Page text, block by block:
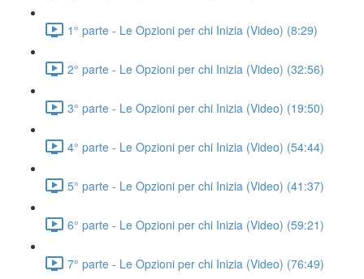
1° parte - Le Opzioni per chi Inizia (Video) (8:29)
2° parte - Le Opzioni per chi Inizia (Video) (32:56)
3° parte - Le Opzioni per chi Inizia (Video) (19:50)
4° parte - Le Opzioni per chi Inizia (Video) (54:44)
5° parte - Le Opzioni per chi Inizia (Video) (41:37)
6° parte - Le Opzioni per chi Inizia (Video) (59:21)
7° parte - Le Opzioni per chi Inizia (Video) (76:49)